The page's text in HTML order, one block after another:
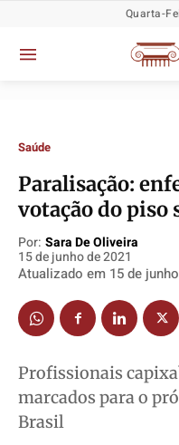
Política
TV Século
Educação
Segurança
Meio Ambiente
Política
TV Século
Educação
Segurança
Meio Ambiente
Política
TV Século
Educação
Segurança
Meio Ambiente
Política
TV Século
Educação
Segurança
Meio Ambiente
Quarta-
Saúde
Paralisação:
votação do piso
Por: Sara De Oliveira
15 de junho de 2021
Atualizado em 15 de
Profissionais
marcados para o
Brasil